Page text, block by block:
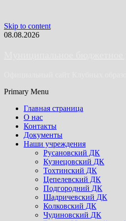
Skip to content
08.08.2026
Primary Menu
Главная страница
О нас
Контакты
Документы
Наши учреждения
Русановский ДК
Кузнецовский ДК
Тохтинский ДК
Цепелевский ДК
Подгородний ДК
Шадричевский ДК
Колковский ДК
Чудиновский ДК